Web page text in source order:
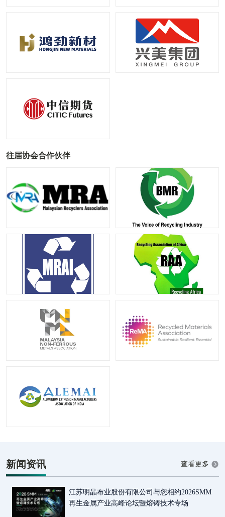
往届协会合作伙伴
新闻资讯 查看更多
江苏明晶布业股份有限公司与您相约2026SMM
再生金属产业高峰论坛暨熔铸技术专场